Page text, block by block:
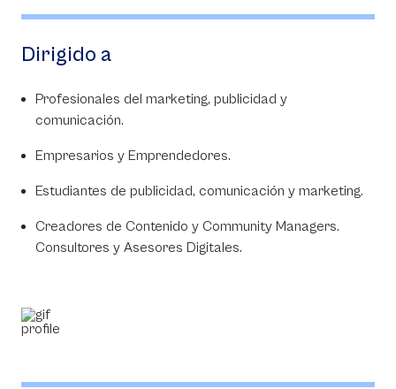
Dirigido a
Profesionales del marketing, publicidad y
comunicación.
Empresarios y Emprendedores.
Estudiantes de publicidad, comunicación y marketing.
Creadores de Contenido y Community Managers.
Consultores y Asesores Digitales.